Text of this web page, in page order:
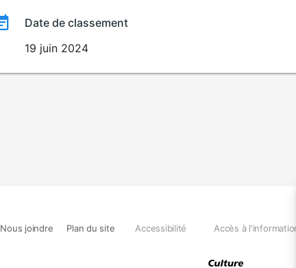
Date de classement
19 juin 2024
Nous joindre Plan du site Accessibilité Accès à